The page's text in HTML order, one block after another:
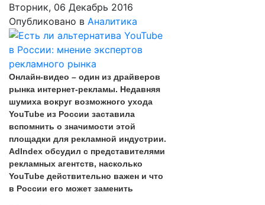
Вторник, 06 Декабрь 2016
Опубликовано в Аналитика
Онлайн-видео – один из драйверов
рынка интернет-рекламы. Недавняя
шумиха вокруг возможного ухода
YouTube из России заставила
вспомнить о значимости этой
площадки для рекламной индустрии.
AdIndex обсудил с представителями
рекламных агентств, насколько
YouTube действительно важен и что
в России его может заменить